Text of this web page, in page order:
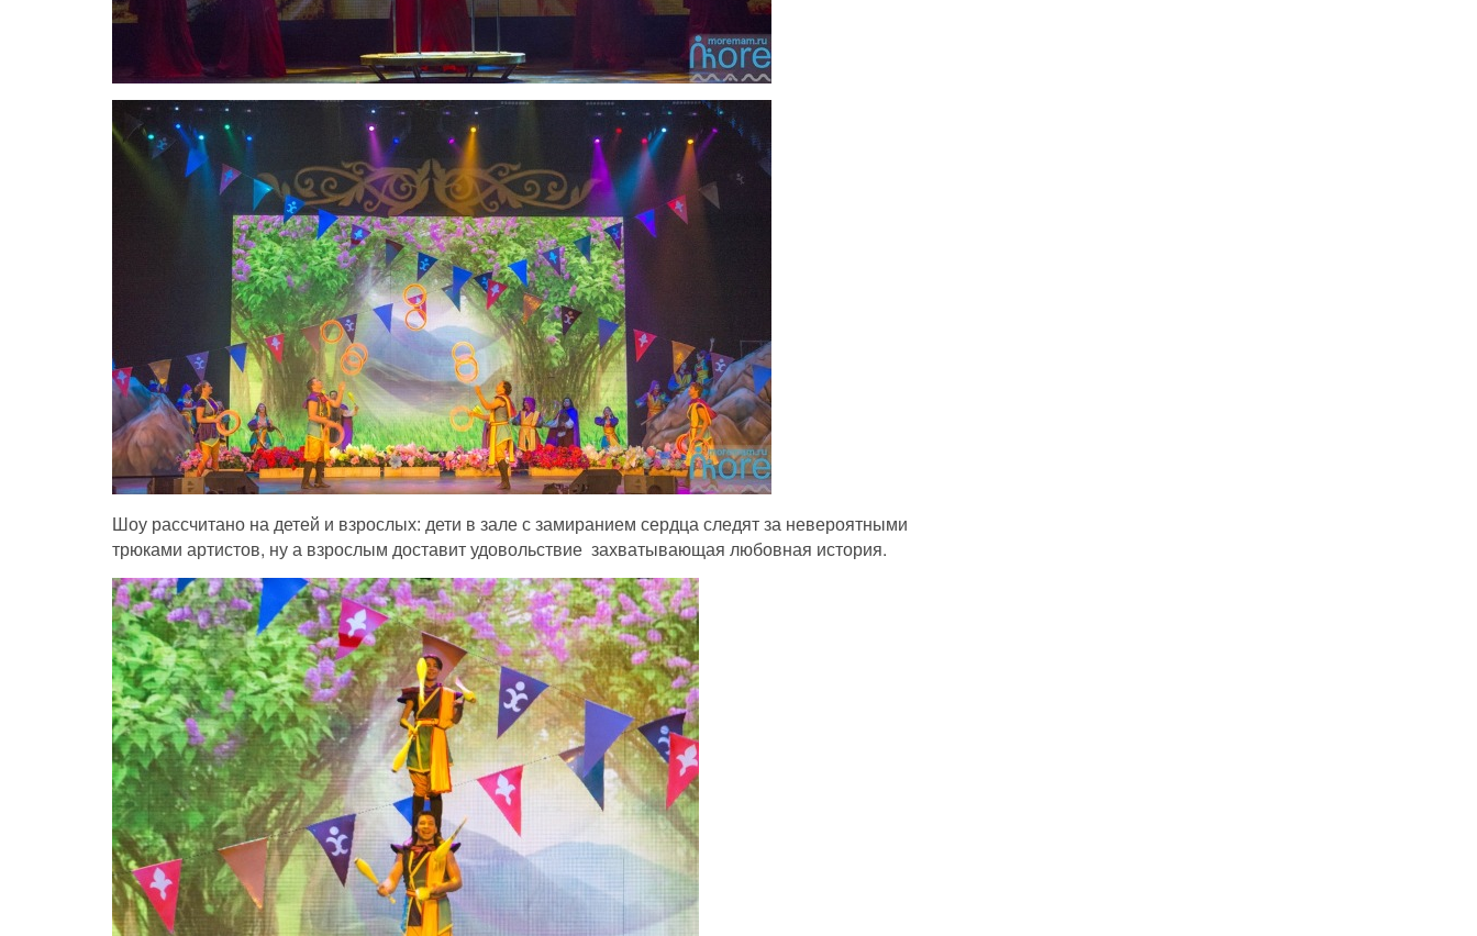
Шоу рассчитано на детей и взрослых: дети в зале с замиранием сердца следят за невероятными
трюками артистов, ну а взрослым доставит удовольствие захватывающая любовная история.